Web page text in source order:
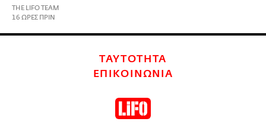
THE LIFO TEAM
16 ΩΡΕΣ ΠΡΙΝ
ΤΑΥΤΟΤΗΤΑ
ΕΠΙΚΟΙΝΩΝΙΑ